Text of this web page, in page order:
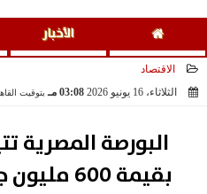
الأخبار
الاقتصاد
الثلاثاء، 16 يونيو 2026
03:08 مـ بتوقيت
البورصة المصرية
بقيمة 600 مليون جنيه بعائد 22.98%